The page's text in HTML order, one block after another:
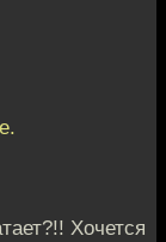
Хочется